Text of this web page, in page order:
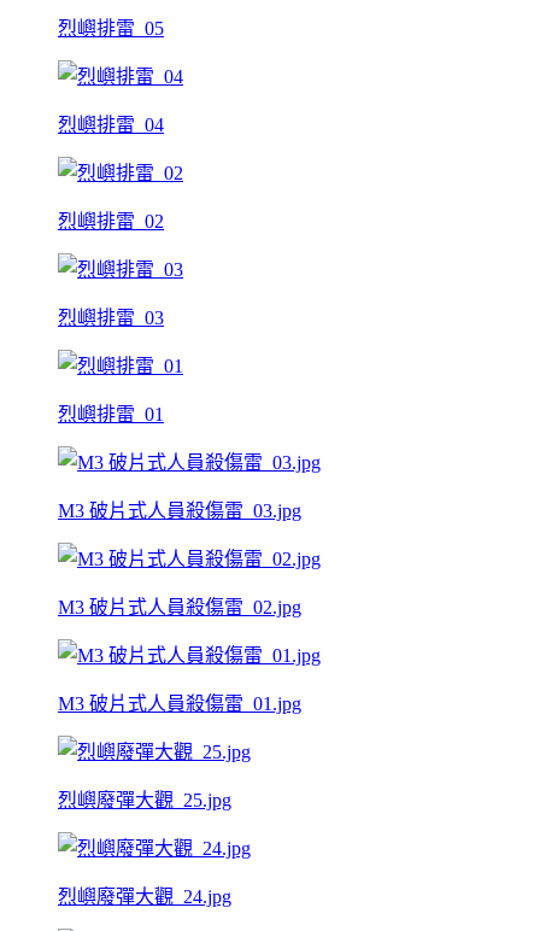
烈嶼排雷_05
烈嶼排雷_04
烈嶼排雷_02
烈嶼排雷_03
烈嶼排雷_01
M3 破片式人員殺傷雷_03.jpg
M3 破片式人員殺傷雷_02.jpg
M3 破片式人員殺傷雷_01.jpg
烈嶼廢彈大觀_25.jpg
烈嶼廢彈大觀_24.jpg